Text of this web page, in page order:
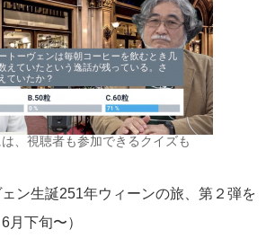
、視聴者も参加できるクイズも
ン生誕251年ウィーンの旅、第２弾を
月下旬〜）